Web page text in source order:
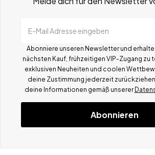
E-Mail Adresse eingeben
Abonniere unseren Newsletter und erhalte
nächsten Kauf, frühzeitigen VIP-Zugang zu
exklusiven Neuheiten und coolen
deine Zustimmung jederzeit
deine Informationen gemäß unserer
Abonnieren